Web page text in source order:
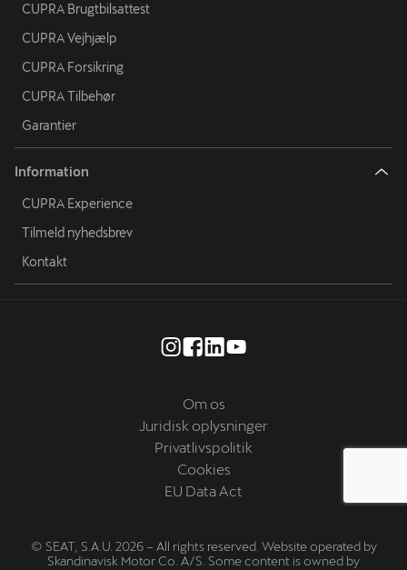
CUPRA Brugtbilsattest
CUPRA Vejhjælp
CUPRA Forsikring
CUPRA Tilbehør
Garantier
Information
CUPRA Experience
Tilmeld nyhedsbrev
Kontakt
Om os
Juridisk oplysninger
Privatlivspolitik
Cookies
EU Data Act
© SEAT, S.A.U. 2026 – All rights reserved. Website operated by
Skandinavisk Motor Co. A/S. Some content is owned by